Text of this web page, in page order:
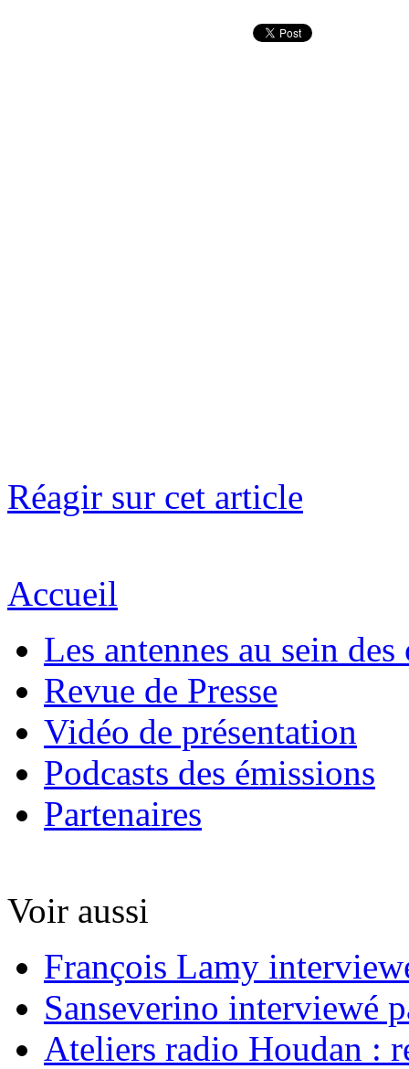
Réagir sur cet article
Accueil
Les antennes au sein des
Revue de Presse
Vidéo de présentation
Podcasts des émissions
Partenaires
Voir aussi
François Lamy
Sanseverino interviewé
Ateliers radio Houdan :